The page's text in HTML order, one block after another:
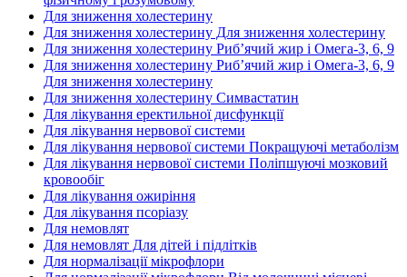
Для зниження холестерину
Для зниження холестерину Для зниження холестерину
Для зниження холестерину Риб’ячий жир і Омега-3, 6, 9
Для зниження холестерину Риб’ячий жир і Омега-3, 6, 9
Для зниження холестерину
Для зниження холестерину Симвастатин
Для лікування еректильної дисфункції
Для лікування нервової системи
Для лікування нервової системи Покращуючі метаболізм
Для лікування нервової системи Поліпшуючі мозковий
кровообіг
Для лікування ожиріння
Для лікування псоріазу
Для немовлят
Для немовлят Для дітей і підлітків
Для нормалізації мікрофлори